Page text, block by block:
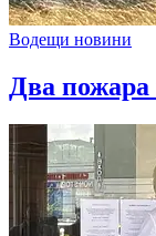
Водещи новини
Два пожара